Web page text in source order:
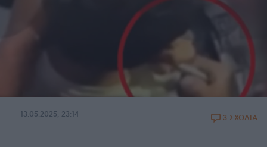
13.05.2025, 23:14 3 ΣΧΟΛΙΑ